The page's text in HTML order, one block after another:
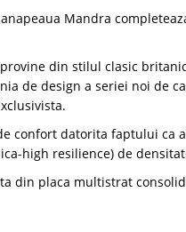
Mandra
din stilul clasic
de design a seriei noi de
confort datorita faptului ca
high resilience) de
din placa multistrat